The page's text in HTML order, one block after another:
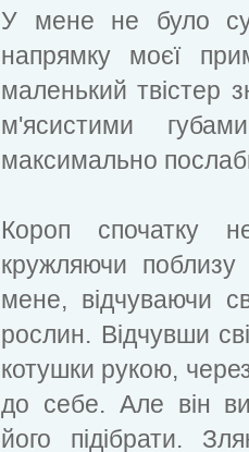
У мене не було
напрямку моєї
маленький твістер
м'ясистими
максимально
Короп спочатку
кружляючи
мене, відчуваючи
рослин. Відчувши
котушки рукою,
до себе. Але він
його підібрати.